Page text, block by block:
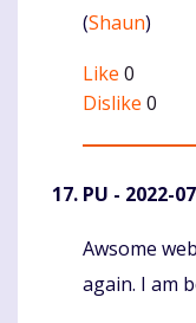
(Shaun)
Like 0
Dislike 0
PU - 2022-
Komentaras
Awsome
again. I am